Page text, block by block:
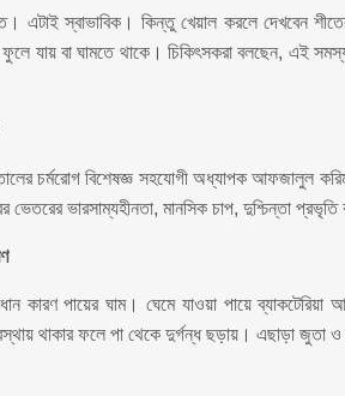
এটাই স্বাভাবিক। কিন্তু খেয়াল করলে দেখবেন
ফুলে যায় বা ঘামতে থাকে। চিকিৎসকরা বলছেন, এই
চর্মরোগ বিশেষজ্ঞ সহযোগী অধ্যাপক আফজালুল
ভেতরের ভারসাম্যহীনতা, মানসিক চাপ, দুশ্চিন্তা প্রভৃতি
কারণ পায়ের ঘাম। ঘেমে যাওয়া পায়ে
থাকার ফলে পা থেকে দুর্গন্ধ ছড়ায়। এছাড়া জুতা ও